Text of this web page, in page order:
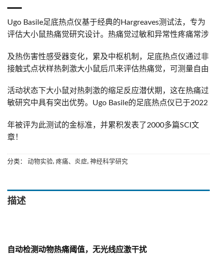
Ugo Basile足底热点仪基于经典的Hargreaves测试法，专为
评估大小鼠热痛觉研究设计。热痛觉过敏和异常性疼痛常涉
及热伤害性感受器变化，累及中枢机制，足底热点仪通过非
接触式点状样热刺激大小鼠后爪来评估热痛觉，可测量自由
活动状态下大小鼠对热刺激的缩足反应潜伏期，这在热痛过
敏研究中具有突出优势。Ugo Basile的足底热点仪已于2022
年被评为此测试的金标准，并累积发表了2000多篇SCI文
章！
分类： 动物实验, 疼痛、炎症, 神经科学研究
描述
自动检测动物热痛阈值，无光线应激干扰